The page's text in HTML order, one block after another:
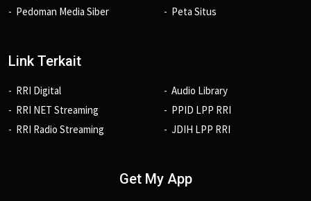
Pedoman Media Siber
Peta Situs
Link Terkait
RRI Digital
RRI NET Streaming
RRI Radio Streaming
Audio Library
PPID LPP RRI
JDIH LPP RRI
Get My App